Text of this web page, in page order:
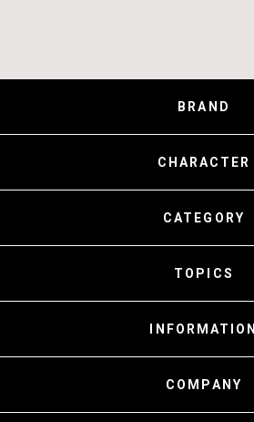
BRAND
CHARACTER
CATEGORY
TOPICS
INFORMATION
COMPANY